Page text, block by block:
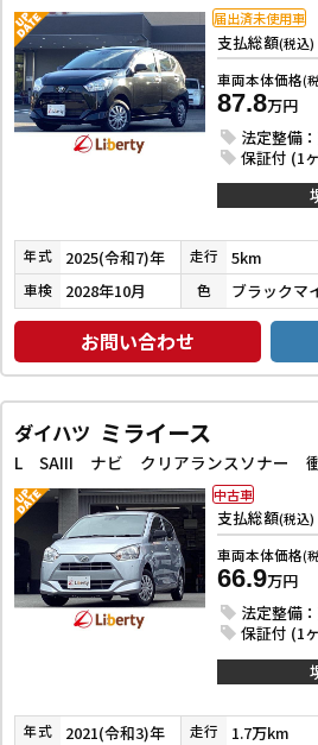
支払総額(税込)
車両本体価格(
87.8万円
法定整備
保証付 (1
届出済未使用車
年式 2025(令和7)年 走行 5km
車検 2028年10月 色
お問い合わせ
ダイハツ ミライース
支払総額(税込)
車両本体価格(
66.9万円
法定整備
保証付 (1
中古車
年式 2021(令和3)年 走行 1.7万km